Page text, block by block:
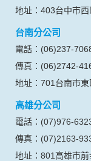
地址：403台中市
台南分公司
電話：(06)237-
傳真：(06)2742-
地址：701台南市
高雄分公司
電話：(07)976-
傳真：(07)2163-
地址：801高雄市